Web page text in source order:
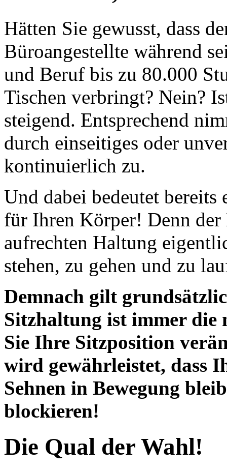
Hätten Sie gewusst, dass
Büroangestellte während
und Beruf bis zu 80.000
Tischen verbringt? Nein?
steigend. Entsprechend
durch einseitiges oder
kontinuierlich zu.
Und dabei bedeutet bereits
für Ihren Körper! Denn
aufrechten Haltung
stehen, zu gehen und zu
Demnach gilt
Sitzhaltung ist immer die
Sie Ihre Sitzposition
wird gewährleistet, dass
Sehnen in Bewegung
blockieren!
Die Qual der Wahl!